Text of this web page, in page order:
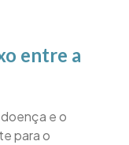
entre a
e o
para o